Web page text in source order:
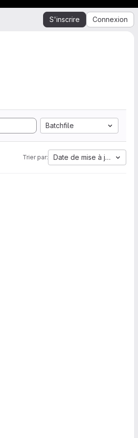
S'inscrire Connexion
Batchfile
Trier par: Date de mise à jour